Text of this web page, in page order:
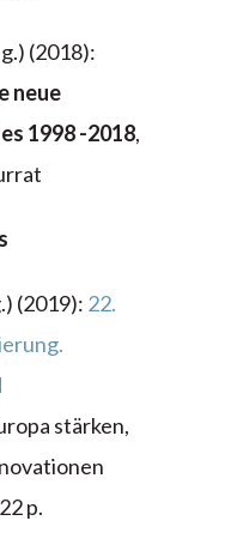
(2018):
neue
1998 -2018,
(2019): 22.
stärken,
p.